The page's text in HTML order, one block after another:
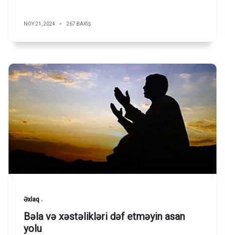
NOY 21, 2024 267 BAXIŞ
Əxlaq
Bəla və xəstəlikləri dəf etməyin asan
yolu